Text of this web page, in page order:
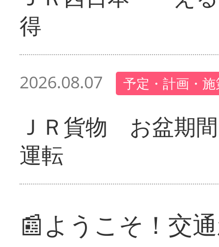
得
2026.08.07 予定・計画・
ＪＲ貨物 お盆期
運転
📰ようこそ！交